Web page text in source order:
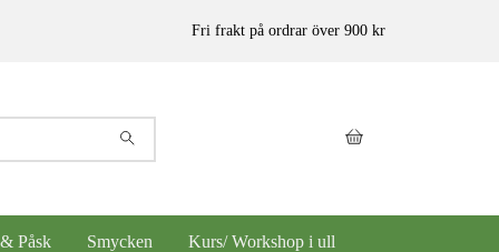
Fri frakt på ordrar över 900 kr
Påsk Smycken Kurs/ Workshop i ull